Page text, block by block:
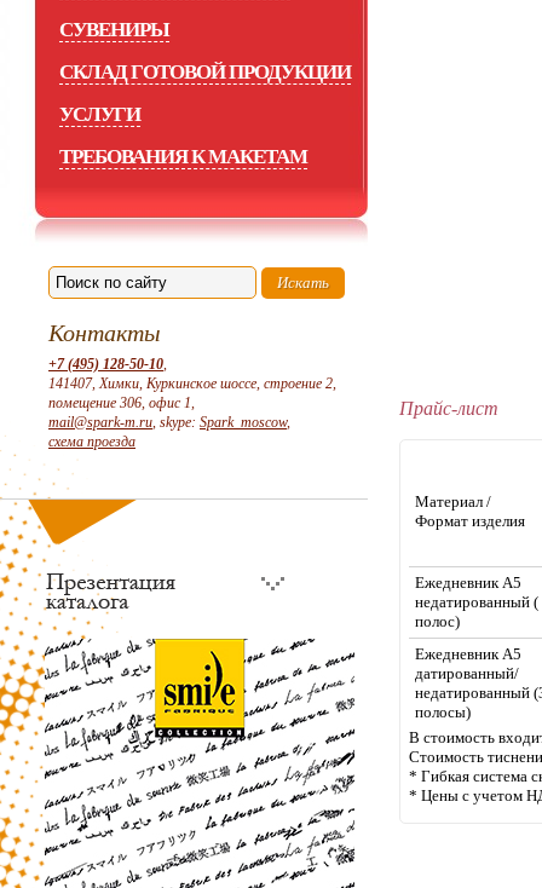
СУВЕНИРЫ
СКЛАД ГОТОВОЙ ПРОДУКЦИИ
УСЛУГИ
ТРЕБОВАНИЯ К МАКЕТАМ
Контакты
+7 (495) 128-50-10,
141407, Химки, Куркинское шоссе, строение 2,
помещение 306, офис 1,
mail@spark-m.ru, skype: Spark_moscow,
схема проезда
Прайс-лист
Материал /
Формат изделия
Ежедневник А5
недатированный (
полос)
Ежедневник А5
датированный/
недатированный
полосы)
В стоимость
Стоимость
* Гибкая система
* Цены с учетом